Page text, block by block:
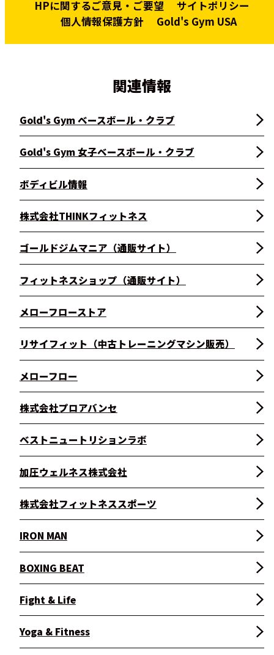
HPに関するご意見・ご要望
サイトポリシー
個人情報保護方針
Gold's Gym USA
関連情報
Gold's Gym ベースボール・クラブ
Gold's Gym 女子ベースボール・クラブ
ボディビル情報
株式会社THINKフィットネス
ゴールドジムマニア（通販サイト）
フィットネスショップ（通販サイト）
メローフローストア
リサイフィット（中古トレーニングマシン販売）
メローフロー
株式会社プロアバンセ
ベストニュートリションラボ
加圧ウェルネス株式会社
株式会社フィットネススポーツ
IRON MAN
BOXING BEAT
Fight & Life
Yoga & Fitness